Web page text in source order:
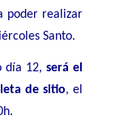
poder realizar
Santo.
12,será el
de sitio, el